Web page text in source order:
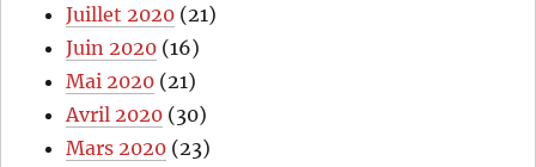
Juillet 2020 (21)
Juin 2020 (16)
Mai 2020 (21)
Avril 2020 (30)
Mars 2020 (23)